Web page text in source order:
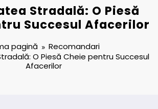
Stradală: O Piesă
Succesul Afacerilor
pagină
Recomandari
O Piesă Cheie pentru Succesul
Afacerilor